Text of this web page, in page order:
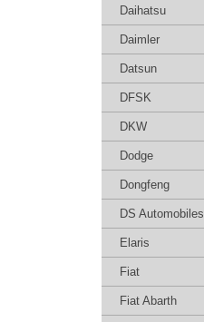
Daihatsu
Daimler
Datsun
DFSK
DKW
Dodge
Dongfeng
DS Automobiles
Elaris
Fiat
Fiat Abarth